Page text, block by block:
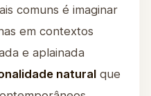
comuns é imaginar
em contextos
e aplainada
natural que